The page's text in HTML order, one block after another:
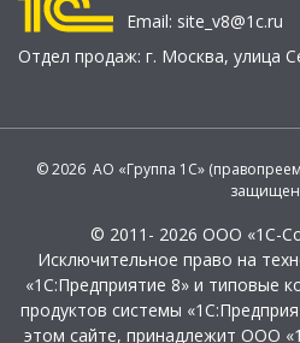
Email: site_v8@1c.ru
Отдел продаж: г. Москва, улица
© 2026 АО «Группа 1С»
© 2011- 2026 ООО «1С-
Исключительное право на
«1С:Предприятие 8» и типовые
продуктов системы
этом сайте, принадлежит ООО